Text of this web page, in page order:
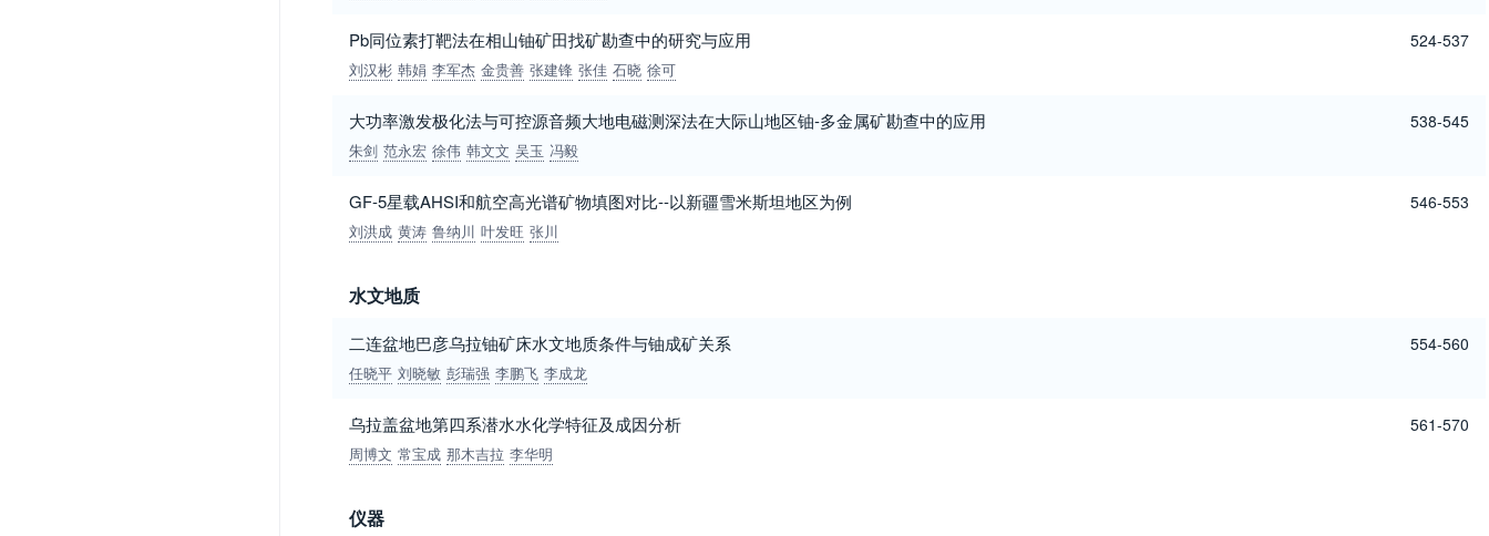
Pb同位素打靶法在相山铀矿田找矿勘查中的研究与应用
刘汉彬 韩娟 李军杰 金贵善 张建锋 张佳 石晓 徐可
524-537
大功率激发极化法与可控源音频大地电磁测深法在大际山地区铀-多金属矿勘查中的应用
朱剑 范永宏 徐伟 韩文文 吴玉 冯毅
538-545
GF-5星载AHSI和航空高光谱矿物填图对比--以新疆雪米斯坦地区为例
刘洪成 黄涛 鲁纳川 叶发旺 张川
546-553
水文地质
二连盆地巴彦乌拉铀矿床水文地质条件与铀成矿关系
任晓平 刘晓敏 彭瑞强 李鹏飞 李成龙
554-560
乌拉盖盆地第四系潜水水化学特征及成因分析
周博文 常宝成 那木吉拉 李华明
561-570
仪器